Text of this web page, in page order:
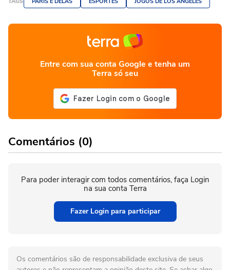
Entre com sua conta Google e tenha um
Terra só seu
Comentários (0)
Para poder interagir com todos comentários, faça Login
na sua conta Terra
Fazer Login para participar
Os comentários são de responsabilidade exclusiva de seus